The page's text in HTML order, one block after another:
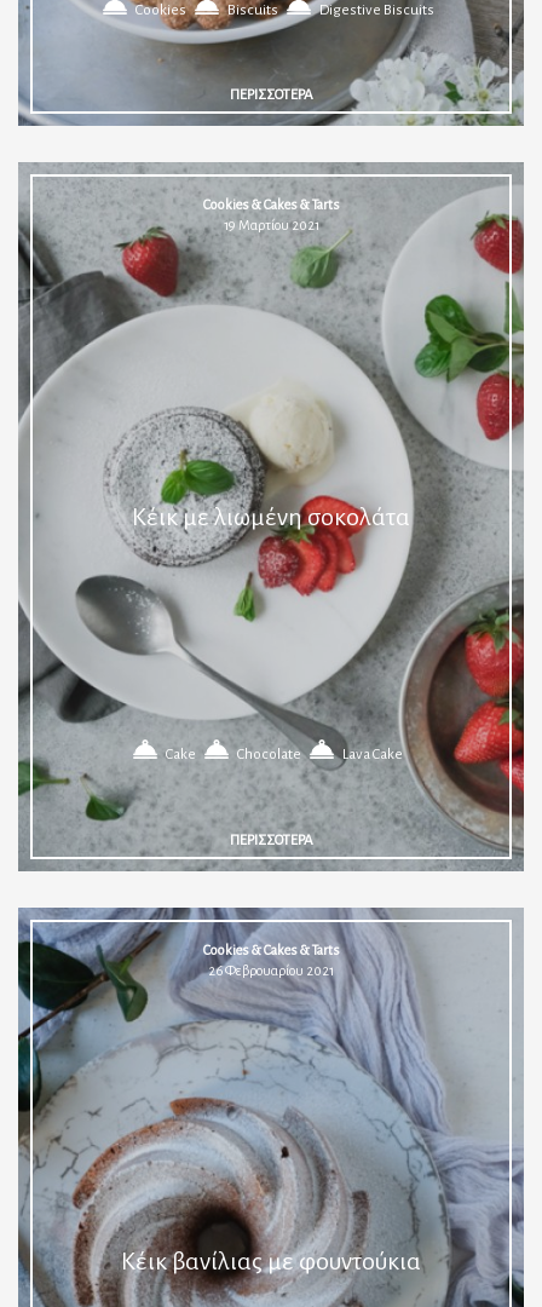
Cookies Biscuits Digestive Biscuits
ΠΕΡΙΣΣΟΤΕΡΑ
Κέικ με λιωμένη σοκολάτα
Cookies & Cakes & Tarts
19 Μαρτίου 2021
Cake Chocolate Lava Cake
ΠΕΡΙΣΣΟΤΕΡΑ
Κέικ βανίλιας με φουντούκια
Cookies & Cakes & Tarts
26 Φεβρουαρίου 2021